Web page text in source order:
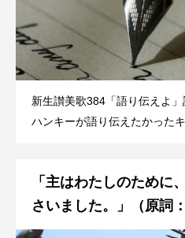
新生讃美歌384「語り伝えよ
ハンキーが語り伝えたかった
詩を書いた。最初「求められ
き、同年遅く、ま
「主はわたしのために
さいました。」（原詞
のちを与えました。）